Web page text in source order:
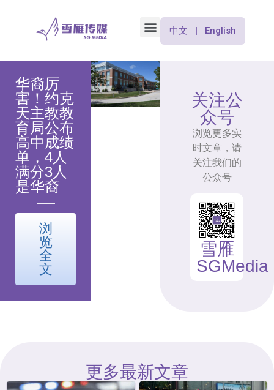
中文 | English
华裔厉
害！约克
天主教教
育局公布
高中成绩
单，4人
满分3人
是华裔
浏
览
全
文
关注公
众号
浏览更多实
时文章，请
关注我们的
公众号
雪雁
SGMedia
更多最新文章